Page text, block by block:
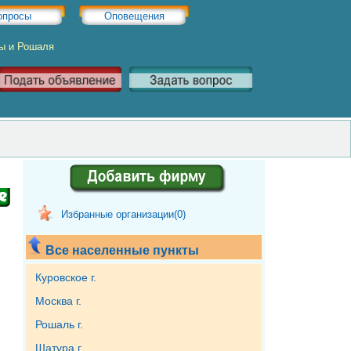
Оповещения
и Рошаля
Избранные организации(0)
Все населенные пункты
Куровское г.
Москва г.
Рошаль г.
Шатура г.